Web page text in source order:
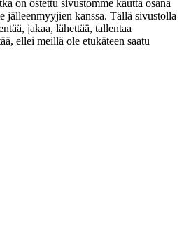
on ostettu sivustomme kautta osana
jälleenmyyjien kanssa. Tällä sivustolla
jakaa, lähettää, tallentaa
ellei meillä ole etukäteen saatu